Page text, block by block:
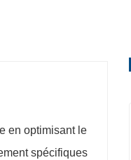
en optimisant le
spécifiques